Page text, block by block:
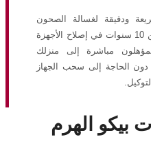
ودقيقة لغسالة الصحون
الخاصة بك، مع خبرة تزيد عن 10 سنوات في إصلاح الأجهزة
مباشرة إلى منزلك
الحاجة إلى سحب الجهاز
بيكو الهرم